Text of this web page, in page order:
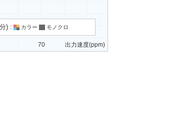
) : カラー モノクロ
出力速度(ppm)
70